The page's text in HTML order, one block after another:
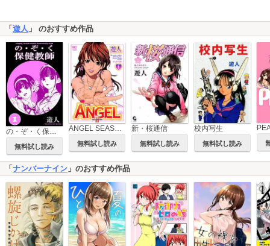
「遊人 」 のおすすめ作品
の・ぞ・く保健教師
無料試し読み
ANGEL SEASON2
無料試し読み
新・桜通信
無料試し読み
校内写生
無料試し読み
「 ナンバーナイン 」のおすすめ作品